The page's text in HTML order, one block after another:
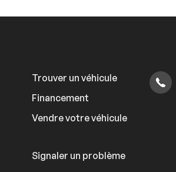
Trouver un véhicule
Financement
Vendre votre véhicule
Signaler un problème